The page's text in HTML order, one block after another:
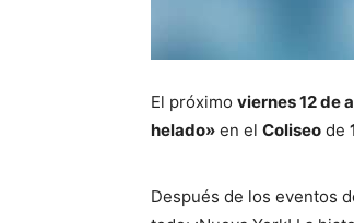
El próximo viernes 12 de
helado» en el Coliseo de
Después de los eventos